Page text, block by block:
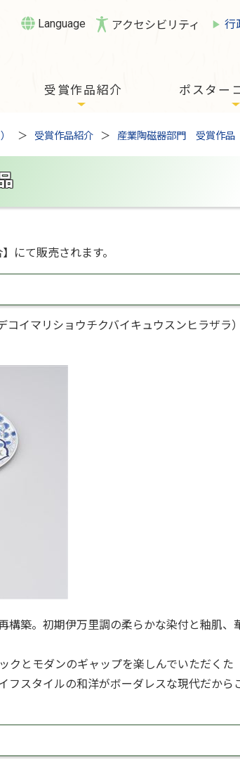
Language アクセシビリティ 行
受賞作品紹介 ポスター
受賞作品紹介 産業陶磁器部門 受賞作品
にて販売されます。
イマリショウチクバイキュウスンヒラザラ
構築。初期伊万里調の柔らかな染付と釉肌、
クとモダンのギャップを楽しんでいただくた
フスタイルの和洋がボーダレスな現代だから